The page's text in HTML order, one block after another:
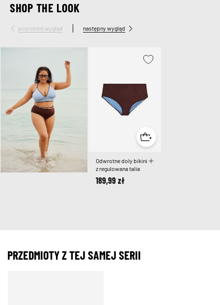
SHOP THE LOOK
poprzedni wygląd następny wygląd
Odwrotne doly bikini
z regulowana talia
189,99 zł
PRZEDMIOTY Z TEJ SAMEJ SERII